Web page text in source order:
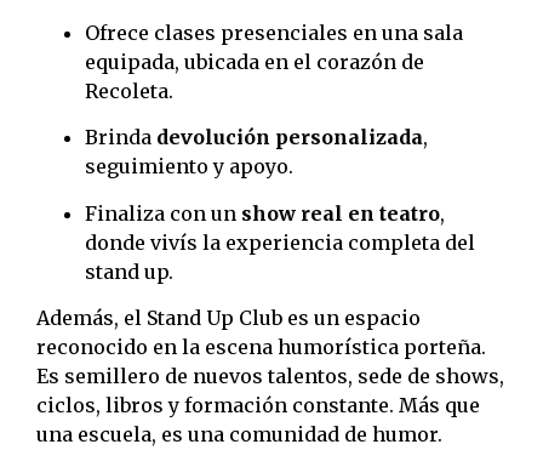
Ofrece clases presenciales en una sala
equipada, ubicada en el corazón de
Recoleta.
Brinda devolución personalizada,
seguimiento y apoyo.
Finaliza con un show real en teatro,
donde vivís la experiencia completa del
stand up.
Además, el Stand Up Club es un espacio
reconocido en la escena humorística porteña.
Es semillero de nuevos talentos, sede de shows,
ciclos, libros y formación constante. Más que
una escuela, es una comunidad de humor.